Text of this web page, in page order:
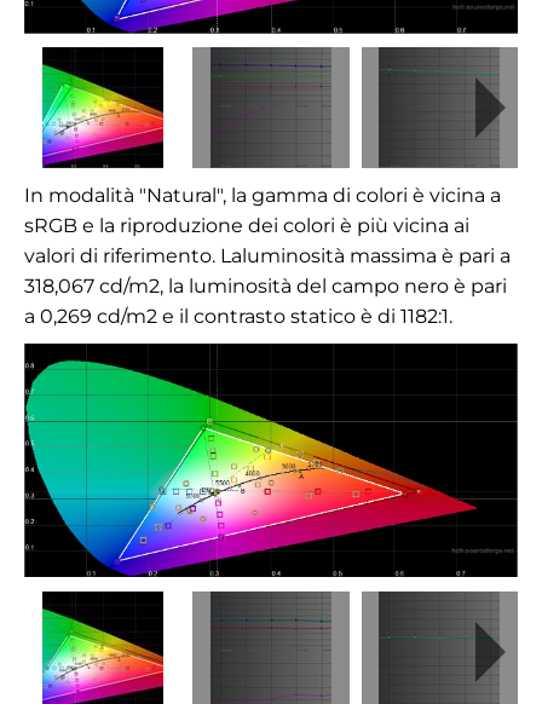
In modalità "Natural", la gamma di colori è vicina a
sRGB e la riproduzione dei colori è più vicina ai
valori di riferimento. Laluminosità massima è pari a
318,067 cd/m2, la luminosità del campo nero è pari
a 0,269 cd/m2 e il contrasto statico è di 1182:1.